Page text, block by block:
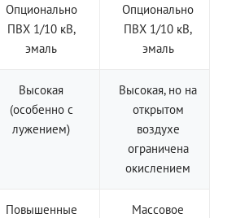
Опционально
ПВХ 1/10 кВ,
эмаль
Опционально
ПВХ 1/10 кВ,
эмаль
Высокая
(особенно с
лужением)
Высокая, но на
открытом
воздухе
ограничена
окислением
Повышенные
Массовое